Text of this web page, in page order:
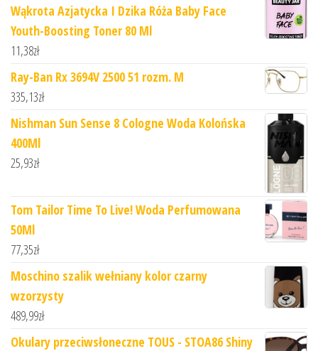
Wąkrota Azjatycka I Dzika Róża Baby Face
Youth-Boosting Toner 80 Ml
11,38zł
Ray-Ban Rx 3694V 2500 51 rozm. M
335,13zł
Nishman Sun Sense 8 Cologne Woda Kolońska
400Ml
25,93zł
Tom Tailor Time To Live! Woda Perfumowana
50Ml
77,35zł
Moschino szalik wełniany kolor czarny
wzorzysty
489,99zł
Okulary przeciwsłoneczne TOUS - STOA86 Shiny